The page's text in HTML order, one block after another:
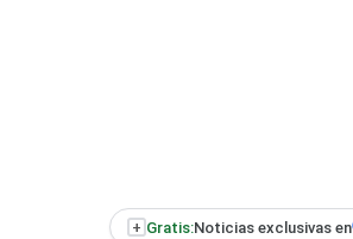
+ Gratis:Noticias exclusivas en